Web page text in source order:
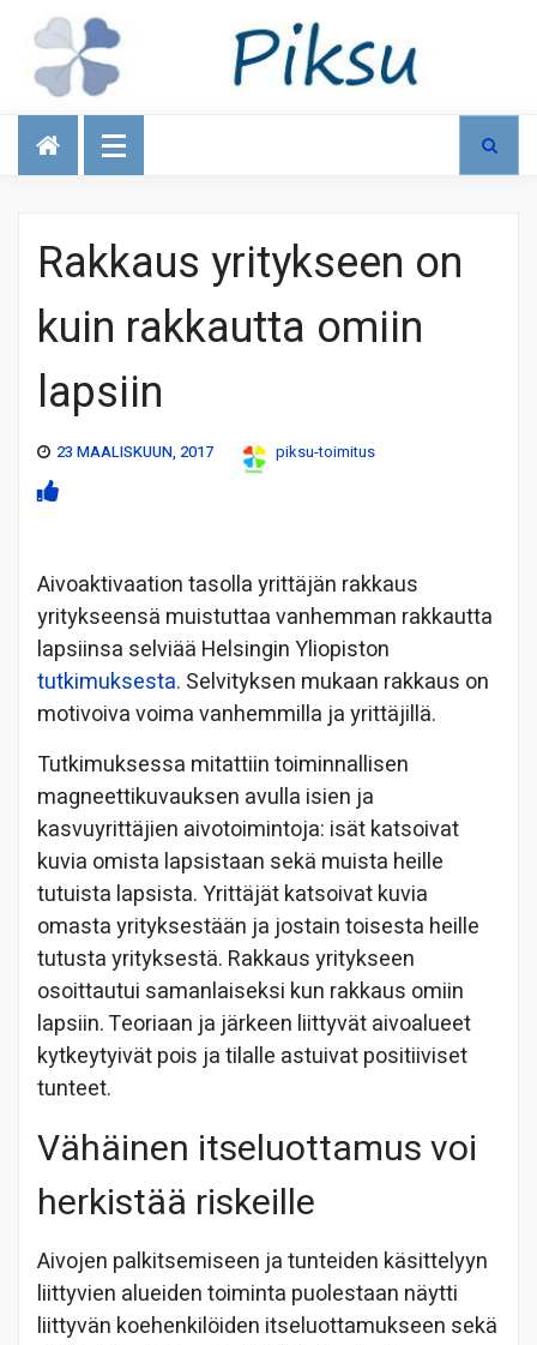
Talous
Rakkaus yritykseen on
kuin rakkautta omiin
lapsiin
23 MAALISKUUN, 2017 piksu-toimitus
Aivoaktivaation tasolla yrittäjän rakkaus
yritykseensä muistuttaa vanhemman rakkautta
lapsiinsa selviää Helsingin Yliopiston
tutkimuksesta. Selvityksen mukaan rakkaus on
motivoiva voima vanhemmilla ja yrittäjillä.
Tutkimuksessa mitattiin toiminnallisen
magneettikuvauksen avulla isien ja
kasvuyrittäjien aivotoimintoja: isät katsoivat
kuvia omista lapsistaan sekä muista heille
tutuista lapsista. Yrittäjät katsoivat kuvia
omasta yrityksestään ja jostain toisesta heille
tutusta yrityksestä. Rakkaus yritykseen
osoittautui samanlaiseksi kun rakkaus omiin
lapsiin. Teoriaan ja järkeen liittyvät aivoalueet
kytkeytyivät pois ja tilalle astuivat positiiviset
tunteet.
Vähäinen itseluottamus voi
herkistää riskeille
Aivojen palkitsemiseen ja tunteiden käsittelyyn
liittyvien alueiden toiminta puolestaan näytti
liittyvän koehenkilöiden itseluottamukseen sekä